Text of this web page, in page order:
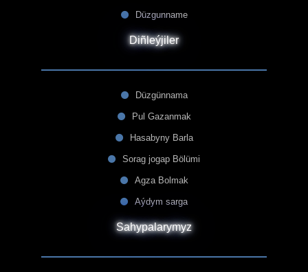
Düzgunname
Diñleýjiler
Düzgünnama
Pul Gazanmak
Hasabyny Barla
Sorag jogap Bölümi
Agza Bolmak
Aýdym sarga
Sahypalarymyz